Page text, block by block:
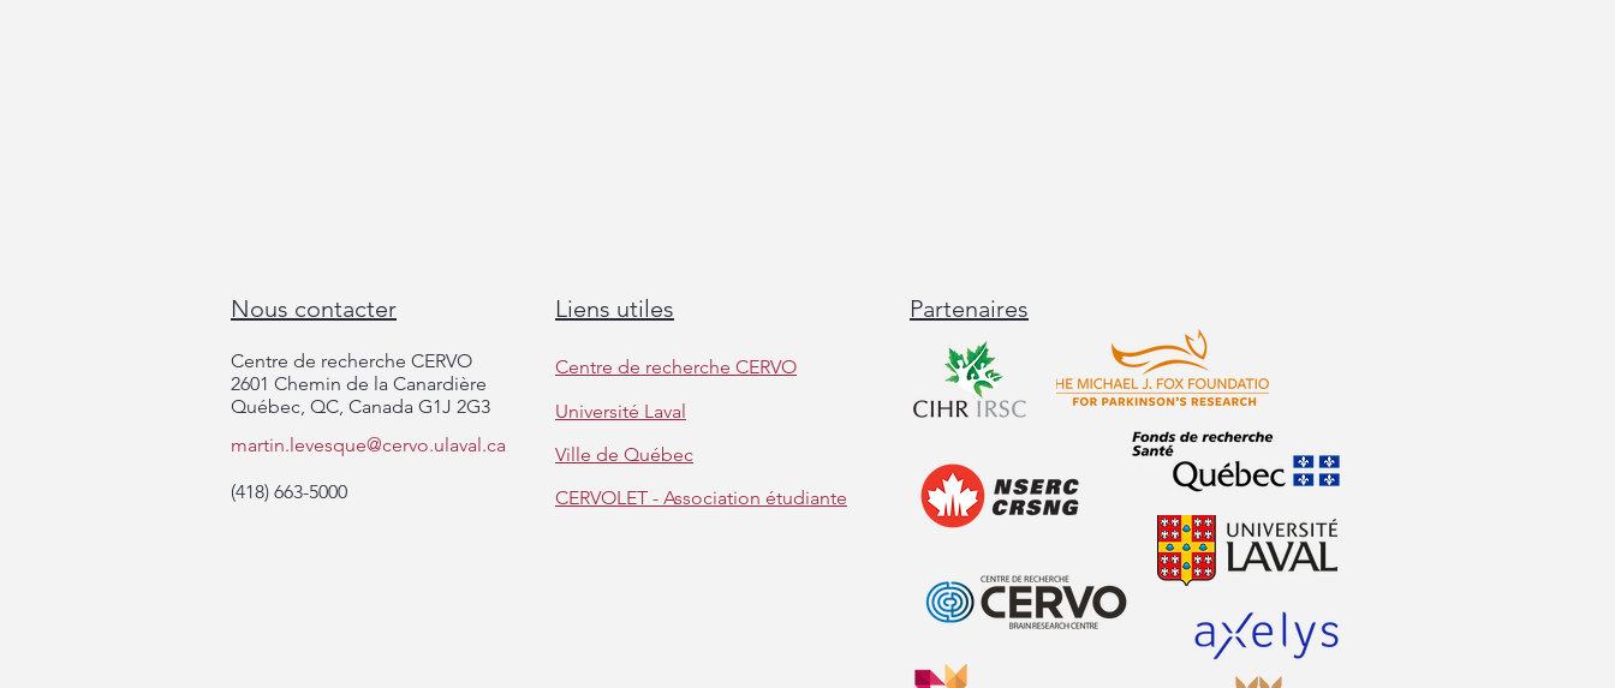
De Phoenix à Québec: en route
vers le World Parkinson Congress
C'est un départ pour Charles et
Julien!
Une première édition réussie de
notre Journée portes ouvertes sur
la maladie de Parkinson!
Nous contacter
Centre de recherche CERVO
2601 Chemin de la Canardière
Québec, QC, Canada G1J 2G3
martin.levesque@cervo.ulaval.ca
(418) 663-5000
Liens utiles
Centre de recherche CERVO
Université Laval
Ville de Québec
CERVOLET - Association étudiante
Partenaires